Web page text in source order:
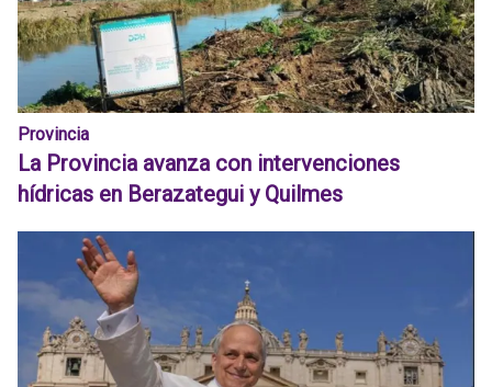
Provincia
La Provincia avanza con intervenciones
hídricas en Berazategui y Quilmes